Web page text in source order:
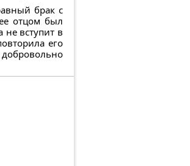
брак с
отцом был
не вступит в
его